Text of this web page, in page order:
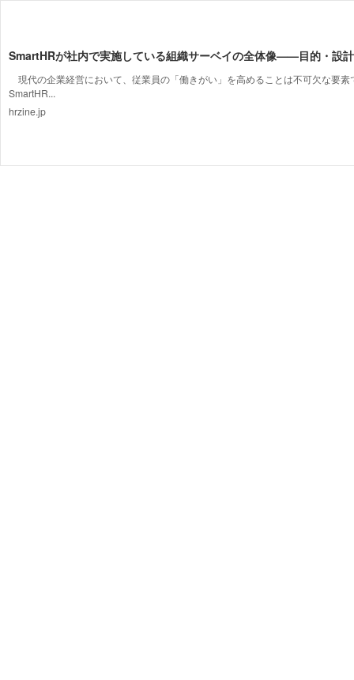
SmartHRが社内で実施している組織サーベイの全体像——目的・設
現代の企業経営において、従業員の「働きがい」を高めることは不可欠な要素
SmartHR...
hrzine.jp